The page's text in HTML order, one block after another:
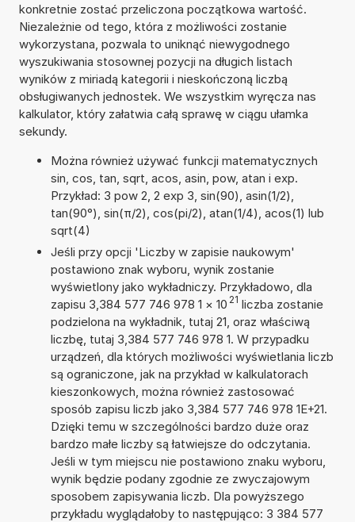
konkretnie zostać przeliczona początkowa wartość.
Niezależnie od tego, która z możliwości zostanie
wykorzystana, pozwala to uniknąć niewygodnego
wyszukiwania stosownej pozycji na długich listach
wyników z miriadą kategorii i nieskończoną liczbą
obsługiwanych jednostek. We wszystkim wyręcza nas
kalkulator, który załatwia całą sprawę w ciągu ułamka
sekundy.
Można również używać funkcji matematycznych
sin, cos, tan, sqrt, acos, asin, pow, atan i exp.
Przykład: 3 pow 2, 2 exp 3, sin(90), asin(1/2),
tan(90°), sin(π/2), cos(pi/2), atan(1/4), acos(1) lub
sqrt(4)
Jeśli przy opcji 'Liczby w zapisie naukowym'
postawiono znak wyboru, wynik zostanie
wyświetlony jako wykładniczy. Przykładowo, dla
zapisu 3,384 577 746 978 1 × 10 21 liczba zostanie
podzielona na wykładnik, tutaj 21, oraz właściwą
liczbę, tutaj 3,384 577 746 978 1. W przypadku
urządzeń, dla których możliwości wyświetlania liczb
są ograniczone, jak na przykład w kalkulatorach
kieszonkowych, można również zastosować
sposób zapisu liczb jako 3,384 577 746 978 1E+21.
Dzięki temu w szczególności bardzo duże oraz
bardzo małe liczby są łatwiejsze do odczytania.
Jeśli w tym miejscu nie postawiono znaku wyboru,
wynik będzie podany zgodnie ze zwyczajowym
sposobem zapisywania liczb. Dla powyższego
przykładu wyglądałoby to następująco: 3 384 577